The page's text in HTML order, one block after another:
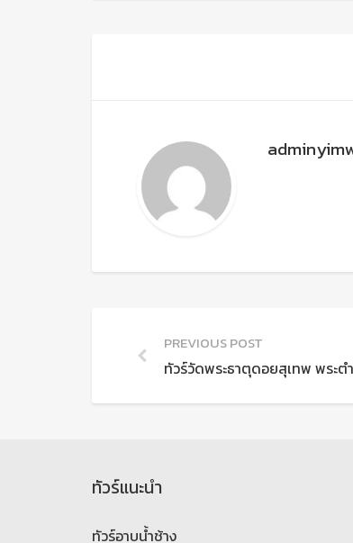
PREVIOUS POST
ทัวร์วัดพระธาตุดอยสุเทพ พระ
ทัวร์แนะนำ
ทัวร์อาบน้ำช้าง